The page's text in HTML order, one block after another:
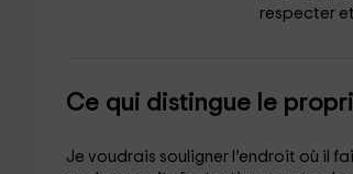
respecter
Ce qui distingue le
Je voudrais souligner l’endroit où il